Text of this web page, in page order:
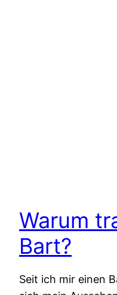
Warum
Bart?
Seit ich mir einen